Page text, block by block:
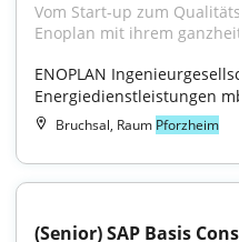
Vom Start-up zum
Enoplan mit ihrem
ENOPLAN
Energiedienstleistungen
Bruchsal, Raum Pforzheim
(Senior) SAP Basis